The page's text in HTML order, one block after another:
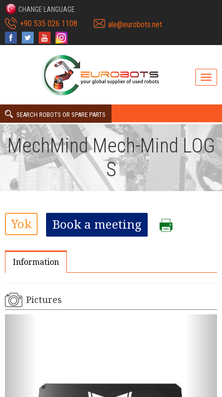
CHANGE LANGUAGE
+90 535 026 1108 ale@eurobots.net
SEARCH ROBOTS OR SPARE PARTS
MechMind Mech-Mind LOG
S
Yok Book a meeting
Information
Pictures